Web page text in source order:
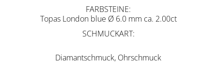
FARBSTEINE
Topas London blue Ø 6.0 mm ca. 2.00ct
SCHMUCKART
Diamantschmuck, Ohrschmuck